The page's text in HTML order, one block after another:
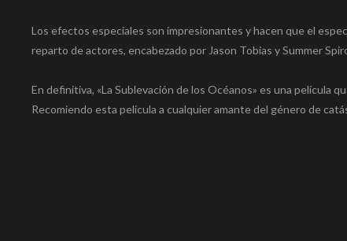
Los efectos especiales son impresionantes y hacen que el
reparto de actores, encabezado por Jason Tobias y Summer
En definitiva, «La Sublevación de los Océanos» es una película
Recomiendo esta película a cualquier amante del género de